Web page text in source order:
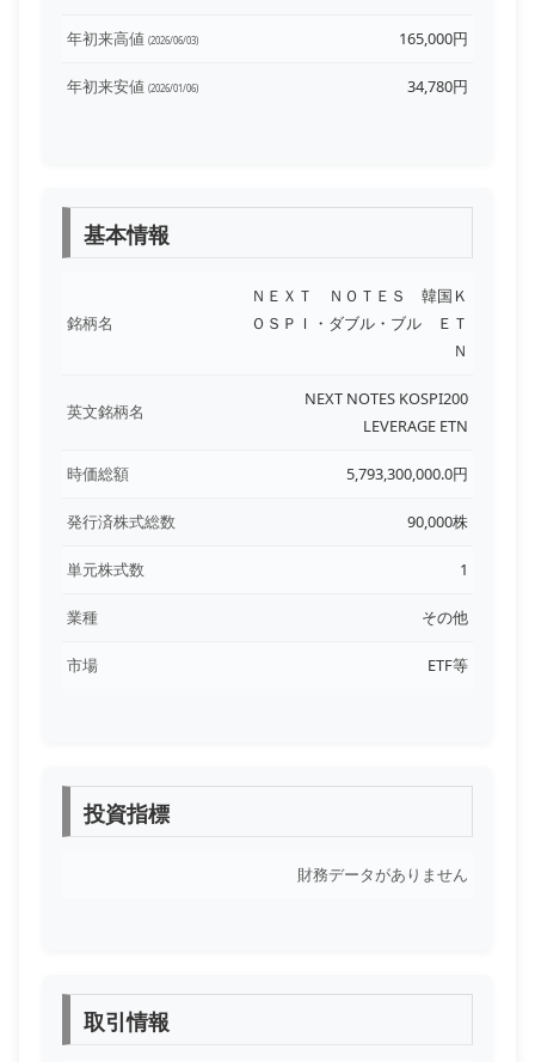
年初来高値 (2026/06/03) 165,000円
年初来安値 (2026/01/06) 34,780円
基本情報
銘柄名
ＮＥＸＴ ＮＯＴＥＳ 韓国Ｋ
ＯＳＰＩ・ダブル・ブル ＥＴ
Ｎ
英文銘柄名
NEXT NOTES KOSPI200
LEVERAGE ETN
時価総額 5,793,300,000.0円
発行済株式総数 90,000株
単元株式数 1
業種 その他
市場 ETF等
投資指標
財務データがありません
取引情報